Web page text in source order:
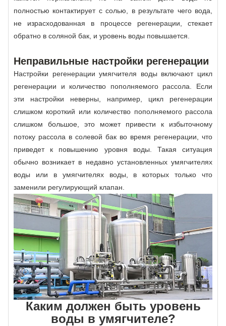
полностью контактирует с солью, в результате чего вода,
не израсходованная в процессе регенерации, стекает
обратно в соляной бак, и уровень воды повышается.
Неправильные настройки регенерации
Настройки регенерации умягчителя воды включают цикл
регенерации и количество пополняемого рассола. Если
эти настройки неверны, например, цикл регенерации
слишком короткий или количество пополняемого рассола
слишком большое, это может привести к избыточному
потоку рассола в солевой бак во время регенерации, что
приведет к повышению уровня воды. Такая ситуация
обычно возникает в недавно установленных умягчителях
воды или в умягчителях воды, в которых только что
заменили регулирующий клапан.
Каким должен быть уровень
воды в умягчителе?